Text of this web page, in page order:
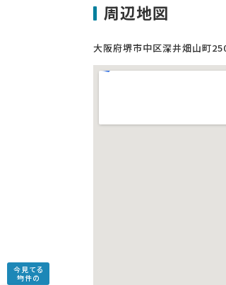
今見てる
物件の
周辺地図
大阪府堺市中区深井畑山町